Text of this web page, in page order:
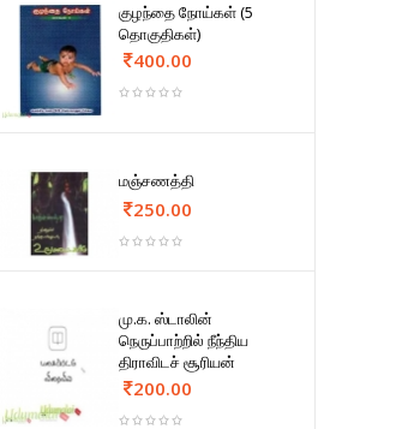
குழந்தை நோய்கள் (5
தொகுதிகள்)
400.00
மஞ்சணத்தி
250.00
மு.க. ஸ்டாலின்
நெருப்பாற்றில் நீந்திய
திராவிடச் சூரியன்
200.00